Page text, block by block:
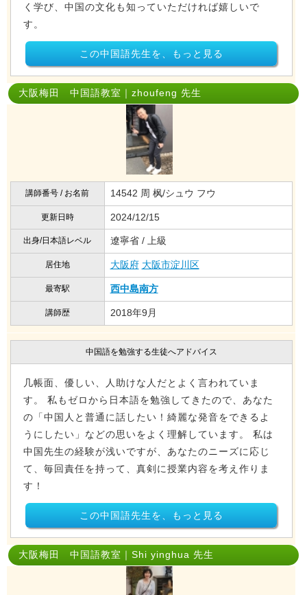
く学び、中国の文化も知っていただければ嬉しいで
す。
この中国語先生を、もっと見る
大阪梅田 中国語教室｜zhoufeng 先生
講師番号 / お名前 14542 周 枫/シュウ フウ
更新日時 2024/12/15
出身/日本語レベル 遼寧省 / 上級
居住地 大阪府 大阪市淀川区
最寄駅 西中島南方
講師歴 2018年9月
中国語を勉強する生徒へアドバイス
几帳面、優しい、人助けな人だとよく言われていま
す。 私もゼロから日本語を勉強してきたので、あなた
の「中国人と普通に話したい！綺麗な発音をできるよ
うにしたい」などの思いをよく理解しています。 私は
中国先生の経験が浅いですが、あなたのニーズに応じ
て、毎回責任を持って、真剣に授業内容を考え作りま
す！
この中国語先生を、もっと見る
大阪梅田 中国語教室｜Shi yinghua 先生